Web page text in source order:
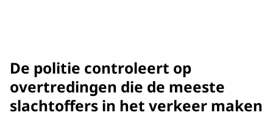
De politie controleert op
overtredingen die de meeste
slachtoffers in het verkeer maken